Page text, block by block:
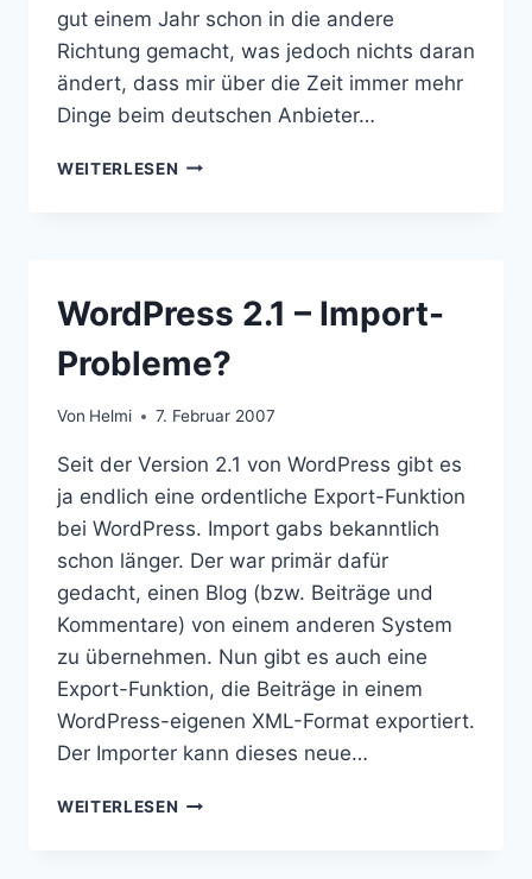
gut einem Jahr schon in die andere
Richtung gemacht, was jedoch nichts daran
ändert, dass mir über die Zeit immer mehr
Dinge beim deutschen Anbieter…
WEITERLESEN BOOKMARK-
DEL.ICIO.US
WordPress 2.1 – Import-
Probleme?
Von Helmi 7. Februar 2007
Seit der Version 2.1 von WordPress gibt es
ja endlich eine ordentliche Export-Funktion
bei WordPress. Import gabs bekanntlich
schon länger. Der war primär dafür
gedacht, einen Blog (bzw. Beiträge und
Kommentare) von einem anderen System
zu übernehmen. Nun gibt es auch eine
Export-Funktion, die Beiträge in einem
WordPress-eigenen XML-Format exportiert.
Der Importer kann dieses neue…
WEITERLESEN WORDPRESS